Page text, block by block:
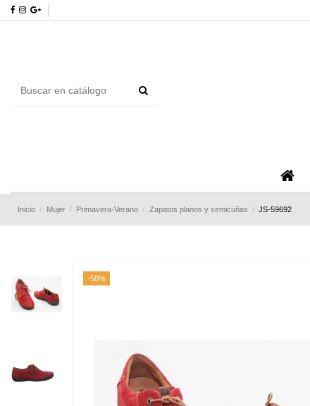
Inicio Mujer Primavera-Verano Zapatos planos y semicuñas JS-59692
-50%